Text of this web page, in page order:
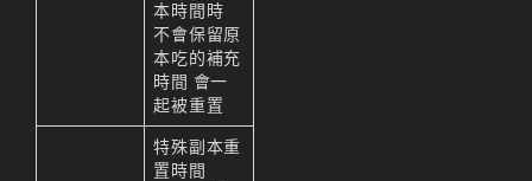
本時間時
不會保留原
本吃的補充
時間 會一
起被重置
特殊副本重
置時間